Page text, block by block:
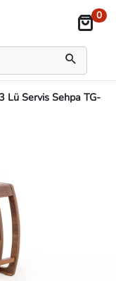
0
Lü Servis Sehpa TG-